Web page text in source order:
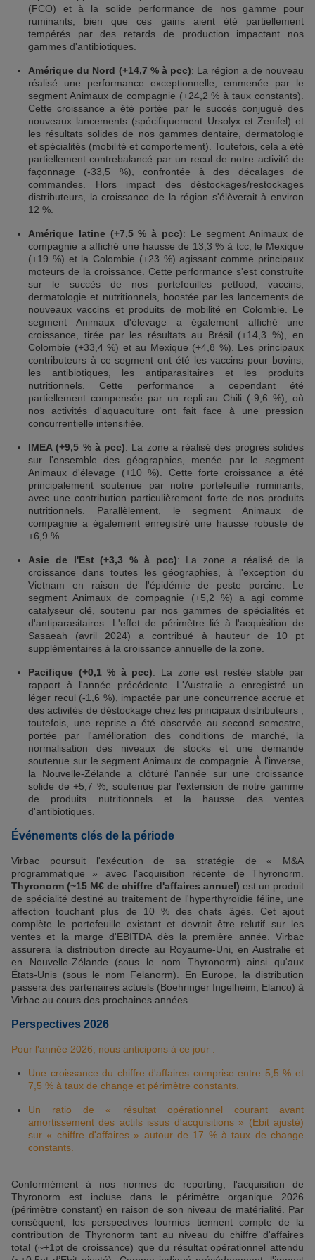
(FCO) et à la solide performance de nos gamme pour
ruminants, bien que ces gains aient été partiellement
tempérés par des retards de production impactant nos
gammes d'antibiotiques.
Amérique du Nord (+14,7 % à pcc): La région a de nouveau
réalisé une performance exceptionnelle, emmenée par le
segment Animaux de compagnie (+24,2 % à taux constants).
Cette croissance a été portée par le succès conjugué des
nouveaux lancements (spécifiquement Ursolyx et Zenifel) et
les résultats solides de nos gammes dentaire, dermatologie
et spécialités (mobilité et comportement). Toutefois, cela a été
partiellement contrebalancé par un recul de notre activité de
façonnage (-33,5 %), confrontée à des décalages de
commandes. Hors impact des déstockages/restockages
distributeurs, la croissance de la région s'élèverait à environ
12 %.
Amérique latine (+7,5 % à pcc): Le segment Animaux de
compagnie a affiché une hausse de 13,3 % à tcc, le Mexique
(+19 %) et la Colombie (+23 %) agissant comme principaux
moteurs de la croissance. Cette performance s'est construite
sur le succès de nos portefeuilles petfood, vaccins,
dermatologie et nutritionnels, boostée par les lancements de
nouveaux vaccins et produits de mobilité en Colombie. Le
segment Animaux d'élevage a également affiché une
croissance, tirée par les résultats au Brésil (+14,3 %), en
Colombie (+33,4 %) et au Mexique (+4,8 %). Les principaux
contributeurs à ce segment ont été les vaccins pour bovins,
les antibiotiques, les antiparasitaires et les produits
nutritionnels. Cette performance a cependant été
partiellement compensée par un repli au Chili (-9,6 %), où
nos activités d'aquaculture ont fait face à une pression
concurrentielle intensifiée.
IMEA (+9,5 % à pcc): La zone a réalisé des progrès solides
sur l'ensemble des géographies, menée par le segment
Animaux d'élevage (+10 %). Cette forte croissance a été
principalement soutenue par notre portefeuille ruminants,
avec une contribution particulièrement forte de nos produits
nutritionnels. Parallèlement, le segment Animaux de
compagnie a également enregistré une hausse robuste de
+6,9 %.
Asie de l'Est (+3,3 % à pcc): La zone a réalisé de la
croissance dans toutes les géographies, à l'exception du
Vietnam en raison de l'épidémie de peste porcine. Le
segment Animaux de compagnie (+5,2 %) a agi comme
catalyseur clé, soutenu par nos gammes de spécialités et
d'antiparasitaires. L'effet de périmètre lié à l'acquisition de
Sasaeah (avril 2024) a contribué à hauteur de 10 pt
supplémentaires à la croissance annuelle de la zone.
Pacifique (+0,1 % à pcc): La zone est restée stable par
rapport à l'année précédente. L'Australie a enregistré un
léger recul (-1,6 %), impactée par une concurrence accrue et
des activités de déstockage chez les principaux distributeurs ;
toutefois, une reprise a été observée au second semestre,
portée par l'amélioration des conditions de marché, la
normalisation des niveaux de stocks et une demande
soutenue sur le segment Animaux de compagnie. À l'inverse,
la Nouvelle-Zélande a clôturé l'année sur une croissance
solide de +5,7 %, soutenue par l'extension de notre gamme
de produits nutritionnels et la hausse des ventes
d'antibiotiques.
Événements clés de la période
Virbac poursuit l'exécution de sa stratégie de « M&A
programmatique » avec l'acquisition récente de Thyronorm.
Thyronorm (~15 M€ de chiffre d'affaires annuel) est un produit
de spécialité destiné au traitement de l'hyperthyroïdie féline, une
affection touchant plus de 10 % des chats âgés. Cet ajout
complète le portefeuille existant et devrait être relutif sur les
ventes et la marge d'EBITDA dès la première année. Virbac
assurera la distribution directe au Royaume-Uni, en Australie et
en Nouvelle-Zélande (sous le nom Thyronorm) ainsi qu'aux
États-Unis (sous le nom Felanorm). En Europe, la distribution
passera des partenaires actuels (Boehringer Ingelheim, Elanco) à
Virbac au cours des prochaines années.
Perspectives 2026
Pour l'année 2026, nous anticipons à ce jour :
Une croissance du chiffre d'affaires comprise entre 5,5 % et
7,5 % à taux de change et périmètre constants.
Un ratio de « résultat opérationnel courant avant
amortissement des actifs issus d'acquisitions » (Ebit ajusté)
sur « chiffre d'affaires » autour de 17 % à taux de change
constants.
Conformément à nos normes de reporting, l'acquisition de
Thyronorm est incluse dans le périmètre organique 2026
(périmètre constant) en raison de son niveau de matérialité. Par
conséquent, les perspectives fournies tiennent compte de la
contribution de Thyronorm tant au niveau du chiffre d'affaires
total (~+1pt de croissance) que du résultat opérationnel attendu